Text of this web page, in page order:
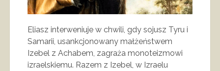
Eliasz interweniuje w chwili, gdy sojusz Tyru i
Samarii, usankcjonowany małżeństwem
Izebel z Achabem, zagraża monoteizmowi
izraelskiemu. Razem z Izebel, w Izraelu